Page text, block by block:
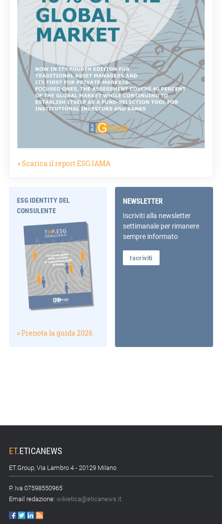
» Scarica il report ESG.IAMA
ESG IDENTITY DEL
CONSULENTE
» Prenota la guida 2026
NEWSLETTER
Iscriviti alla newsletter
settimanale per rimanere
sempre informato
Iscriviti
ET.ETICANEWS
ET.Group, Via Lambro 4 - 20129 Milano
P. Iva 07598550965
Email redazione: wikietica@eticanews.it